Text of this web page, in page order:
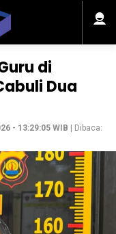
di
Dua
- 13:29:05 WIB | Dibaca: